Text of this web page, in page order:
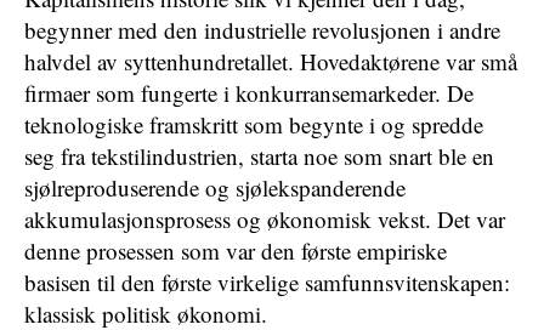
begynner med den industrielle revolusjonen i andre
halvdel av syttenhundretallet. Hovedaktørene var små
firmaer som fungerte i konkurransemarkeder. De
teknologiske framskritt som begynte i og spredde
seg fra tekstilindustrien, starta noe som snart ble en
sjølreproduserende og sjølekspanderende
akkumulasjonsprosess og økonomisk vekst. Det var
denne prosessen som var den første empiriske
basisen til den første virkelige samfunnsvitenskapen:
klassisk politisk økonomi.